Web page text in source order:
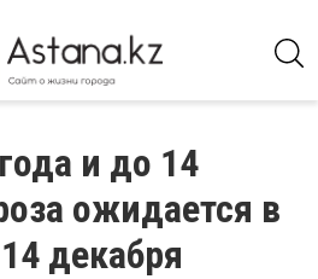
и до 14
ожидается в
декабря